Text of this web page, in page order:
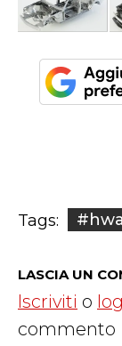
Tags: #hwa
LASCIA UN
Iscriviti o
commento